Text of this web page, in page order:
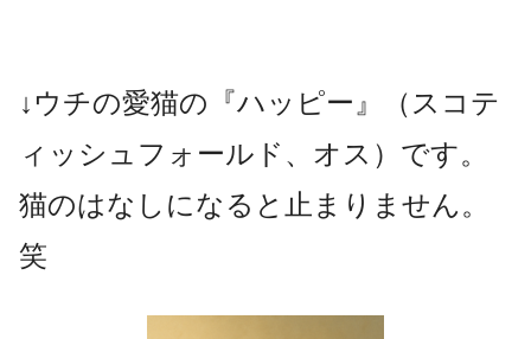
↓ウチの愛猫の『ハッピー』（スコテ
ィッシュフォールド、オス）です。
猫のはなしになると止まりません。
笑